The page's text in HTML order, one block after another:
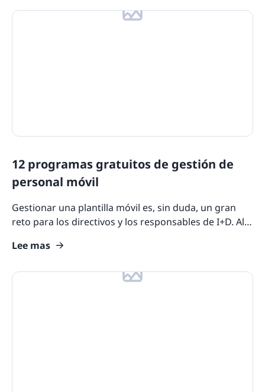
12 programas gratuitos de gestión de
personal móvil
Gestionar una plantilla móvil es, sin duda, un gran
reto para los directivos y los responsables de I+D. Al
Lee mas